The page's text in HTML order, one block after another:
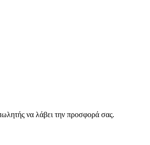
να λάβει την προσφορά σας.